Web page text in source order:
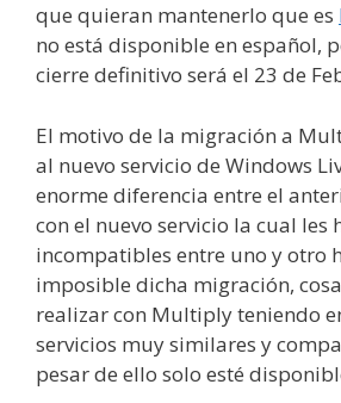
que quieran mantenerlo que es
no está disponible en español,
cierre definitivo será el 23 de
El motivo de la migración a
al nuevo servicio de Windows
enorme diferencia entre el
con el nuevo servicio la cual les
incompatibles entre uno y otro
imposible dicha migración,
realizar con Multiply teniendo
servicios muy similares y
pesar de ello solo esté